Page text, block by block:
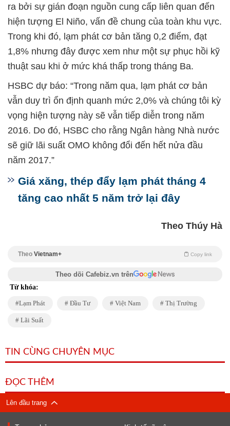
ra bởi sự gián đoạn nguồn cung cấp liên quan đến
hiện tượng El Niño, vấn đề chung của toàn khu vực.
Trong khi đó, lạm phát cơ bản tăng 0,2 điểm, đạt
1,8% nhưng đây được xem như một sự phục hồi kỹ
thuật sau khi ở mức khá thấp trong tháng Ba.
HSBC dự báo: “Trong năm qua, lạm phát cơ bản
vẫn duy trì ổn định quanh mức 2,0% và chúng tôi kỳ
vọng hiện tượng này sẽ vẫn tiếp diễn trong năm
2016. Do đó, HSBC cho rằng Ngân hàng Nhà nước
sẽ giữ lãi suất OMO không đổi đến hết nửa đầu
năm 2017.”
Giá xăng, thép đẩy lạm phát tháng 4
tăng cao nhất 5 năm trở lại đây
Theo Thúy Hà
Theo Vietnam+ Copy link
Theo dõi Cafebiz.vn trên
Từ khóa:
Lạm Phát Đầu Tư Việt Nam Thị Trường
Lãi Suất
TIN CÙNG CHUYÊN MỤC
ĐỌC THÊM
Lên đầu trang